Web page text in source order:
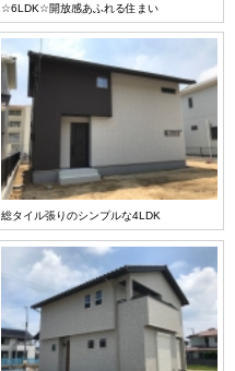
☆6LDK☆開放感あふれる住まい
総タイル張りのシンプルな4LDK